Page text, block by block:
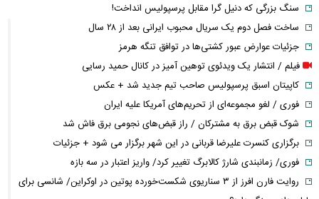
سنگ بزرگی که دنیل گرا مقابل پرسپولیس انداخت!
ساخت فصل دوم یک سریال محبوب ایرانی بعد از ۲۸ سال
جزئیات عوارض عبور کشتی‌ها در توافق تنگه هرمز
فیلم / انتشار یک ویدئوی توهین آمیز در کانال حمید رسایی
کاپیتان اسبق پرسپولیس صاحب تیم جدید شد + عکس
فوری / لغو مجموعه‌ای از تحریم‌های آمریکا علیه ایران
شوک قبض برق به مشترکان / راز قبض‌های نجومی برق فاش شد
برگزاری کنسرت علیرضا قربانی در این شهر برگزار می شود + جزئیات
فوری/ زمانبندی شارژ کالابرگ تغییر کرد/ واریز اعتبار در سه بازه
روایت فارن افرز از ۳ سناریوی شکست‌خورده پوتین در اوکراین/ شانسی برای